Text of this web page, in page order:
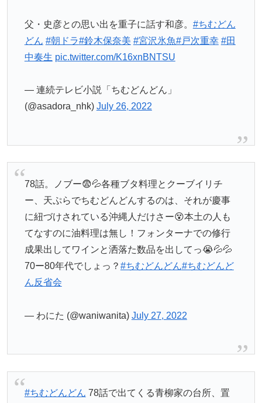
父・史彦との思い出を重子に話す和彦。 #ちむどん
どん #朝ドラ#鈴木保奈美 #宮沢氷魚#戸次重幸 #田
中奏生 pic.twitter.com/K16xnBNTSU
— 連続テレビ小説「ちむどんどん」
(@asadora_nhk) July 26, 2022
78話。ノブー😨💦各種ブタ料理とクーブイリチ
ー、天ぷらでちむどんどんするのは、それが慶事
に紐づけされている沖縄人だけさー😵本土の人も
てなすのに油料理は無し！フォンターナでの修行
成果出してワインと洒落た数品を出してっ😭💦💦
70ー80年代でしょっ？ #ちむどんどん#ちむどんど
ん反省会
— わにた (@waniwanita) July 27, 2022
#ちむどんどん 78話で出てくる青柳家の台所、置